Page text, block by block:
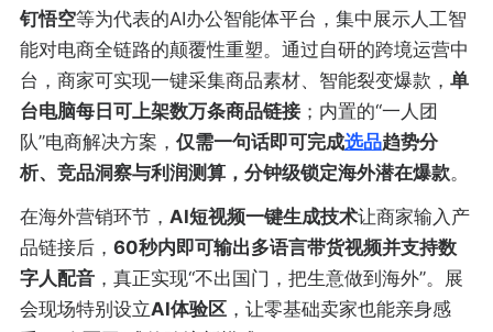
钉悟空等为代表的AI办公智能体平台，集中展示人工智
能对电商全链路的颠覆性重塑。通过自研的跨境运营中
台，商家可实现一键采集商品素材、智能裂变爆款， 单
台电脑每日可上架数万条商品链接；内置的“一人团
队”电商解决方案， 仅需一句话即可完成选品趋势分
析、竞品洞察与利润测算，分钟级锁定海外潜在爆款。
在海外营销环节， AI短视频一键生成技术让商家输入产
品链接后， 60秒内即可输出多语言带货视频并支持数
字人配音，真正实现“不出国门，把生意做到海外”。
展
会现场特别设立AI体验区，让零基础卖家也能亲身感